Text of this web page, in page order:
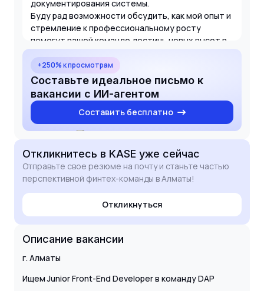
документирования системы.
Буду рад возможности обсудить, как мой опыт и
стремление к профессиональному росту
помогут вашей команде достичь новых высот в
финтех-индустрии Казахстана.
+250% к просмотрам
Составьте идеальное письмо к
вакансии с ИИ-агентом
Составить бесплатно
Откликнитесь в KASE уже сейчас
Отправьте свое резюме на почту и станьте частью
перспективной финтех-команды в Алматы!
Откликнуться
Описание вакансии
г. Алматы
Ищем Junior Front-End Developer в команду DAP